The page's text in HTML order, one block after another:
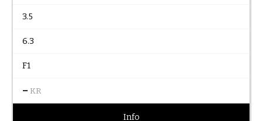
3.5
6.3
F1
– KR
Info